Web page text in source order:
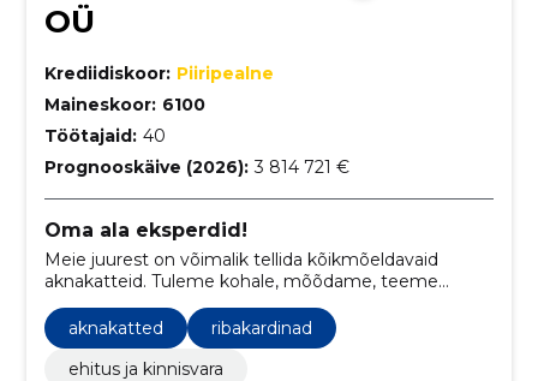
OÜ
Krediidiskoor: Piiripealne
Maineskoor: 6100
Töötajaid: 40
Prognooskäive (2026): 3 814 721 €
Oma ala eksperdid!
Meie juurest on võimalik tellida kõikmõeldavaid
aknakatteid. Tuleme kohale, mõõdame, teeme
kas meie kodulehel või külasta meie salonge
Tallinnas!
aknakatted
ribakardinad
ehitus ja kinnisvara